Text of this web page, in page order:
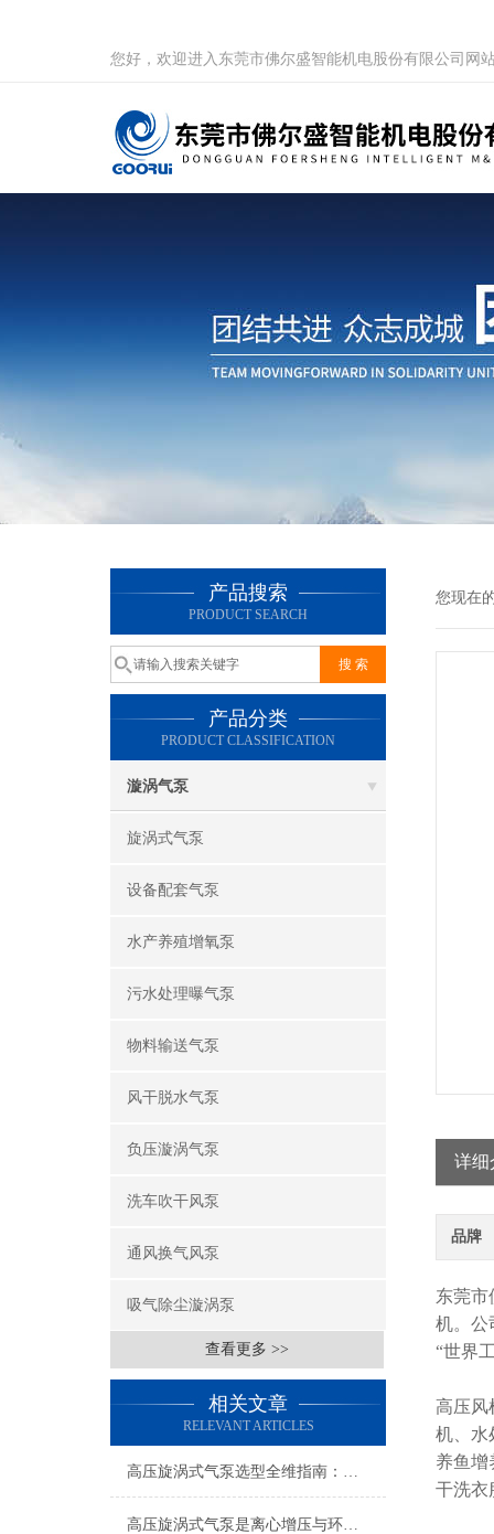
您好，欢迎进入东莞市佛尔盛智能机电股份有限公司网
产品搜索
PRODUCT SEARCH
产品分类
PRODUCT CLASSIFICATION
漩涡气泵
旋涡式气泵
设备配套气泵
水产养殖增氧泵
污水处理曝气泵
物料输送气泵
风干脱水气泵
负压漩涡气泵
洗车吹干风泵
通风换气风泵
吸气除尘漩涡泵
查看更多 >>
相关文章
RELEVANT ARTICLES
高压旋涡式气泵选型全维指南：从参数匹配到场景化应用的智能决策模型
高压旋涡式气泵是离心增压与环形流道协同的空气动力学奇迹
您现在
详细
品牌
东莞市
机。公
“世界
高压风
机、水
养鱼增
干洗衣